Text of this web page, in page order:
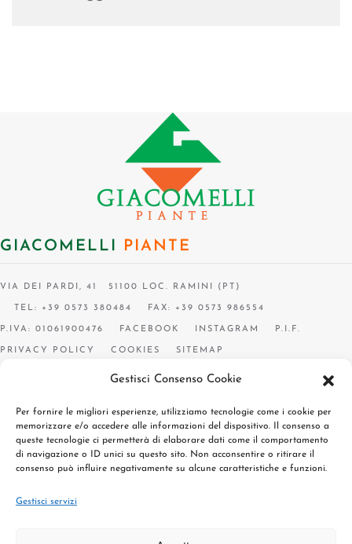
Gestisci Consenso Cookie
Per fornire le migliori esperienze, utilizziamo tecnologie come i cookie per
memorizzare e/o accedere alle informazioni del dispositivo. Il consenso a
queste tecnologie ci permetterà di elaborare dati come il comportamento
di navigazione o ID unici su questo sito. Non acconsentire o ritirare il
consenso può influire negativamente su alcune caratteristiche e funzioni.
Gestisci servizi
GIACOMELLI PIANTE
VIA DEI PARDI, 41 51100 LOC. RAMINI (PT)
TEL: +39 0573 380484 FAX: +39 0573 986554
P.IVA: 01061900476 FACEBOOK INSTAGRAM P.I.F.
PRIVACY POLICY COOKIES SITEMAP